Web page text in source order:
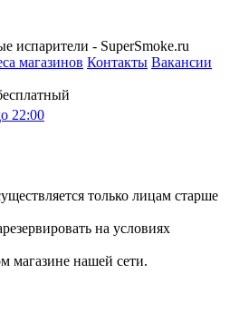
испарители - SuperSmoke.ru
магазинов Контакты Вакансии
22:00
только лицам старше
на условиях
магазине нашей сети.